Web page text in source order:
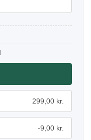
299,00 kr.
-9,00 kr.